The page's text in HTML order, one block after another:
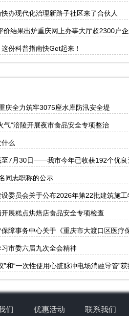
办现代化治理新路子社区来了合伙人
价结果出炉重庆网上办事大厅超2300户
份科普指南快Get起来！
庆全力筑牢3075座水库防汛安全堤
气”涪陵开展夜市食品安全专项整治
么
至7月30日——我市今年已收获192个优良
同志职称的公示
委员会关于公布2026年第22批建筑施
展糕点烘焙店食品安全专项检查
障事务中心关于《重庆市大渡口区医疗
市委六届九次全会精神
”和“一次性使用心脏脉冲电场消融导管”
们 优惠活动 联系我们